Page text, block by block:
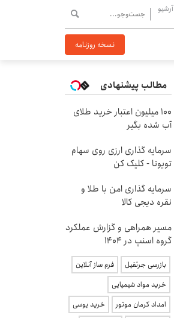
آرشیو
نسخه روزنامه
مطالب پیشنهادی
100 میلیون اعتبار خرید طلای
آب شده بگیر
سرمایه گذاری ارزی روی سهام
تویوتا - کلیک کن
سرمایه گذاری امن با طلا و
نقره دیجی کالا
مسیر همراهی و گزارش عملکرد
گروه اسنپ در ۱۴۰۴
بازرسی جرثقیل
فرم ساز آنلاین
خرید مواد شیمیایی
امداد کرمان موتور
خرید یوسی